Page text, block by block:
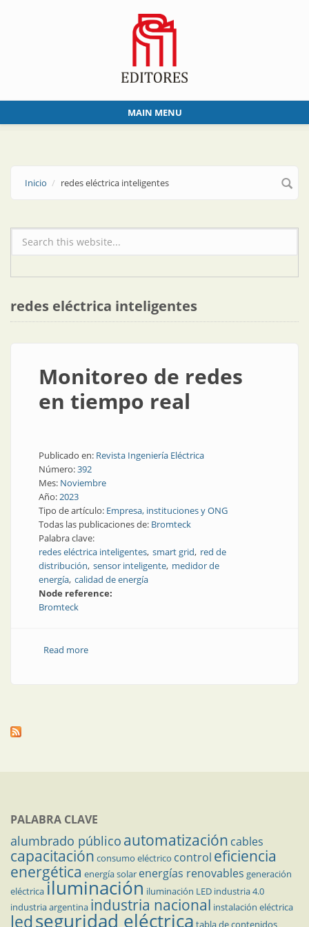
MAIN MENU
Inicio redes eléctrica inteligentes
Formulario de búsqueda
redes eléctrica inteligentes
Monitoreo de redes
en tiempo real
Publicado en: Revista Ingeniería Eléctrica
Número:392
Mes: Noviembre
Año:2023
Tipo de artículo: Empresa, instituciones y ONG
Todas las publicaciones de: Bromteck
Palabra clave:
redes eléctrica inteligentes smart grid red de
distribución sensor inteligente medidor de
energía calidad de energía
Node reference:
Bromteck
Read moreabout Monitoreo de redes en tiempo real
PALABRA CLAVE
alumbrado público automatización cables
capacitación consumo eléctrico control eficiencia
energética energía solar energías renovables generación
eléctricailuminación iluminación LED industria 4.0
industria argentina industria nacional instalación eléctrica
ledseguridad eléctrica tabla de contenidos